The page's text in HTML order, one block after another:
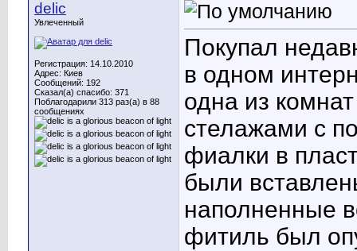
delic
Увлеченный
Регистрация: 14.10.2010
Адрес: Киев
Сообщений: 192
Сказал(а) спасибо: 371
Поблагодарили 313 раз(а) в 88
сообщениях
Покупал
в одном
одна из
стелажами с
фиалки в
были
наполненные
фитиль был